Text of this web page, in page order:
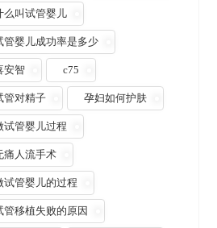
么叫试管婴儿
管婴儿成功率是多少
安智 c75
管对精子 孕妇如何护肤
试管婴儿过程
痛人流手术
试管婴儿的过程
管移植失败的原因